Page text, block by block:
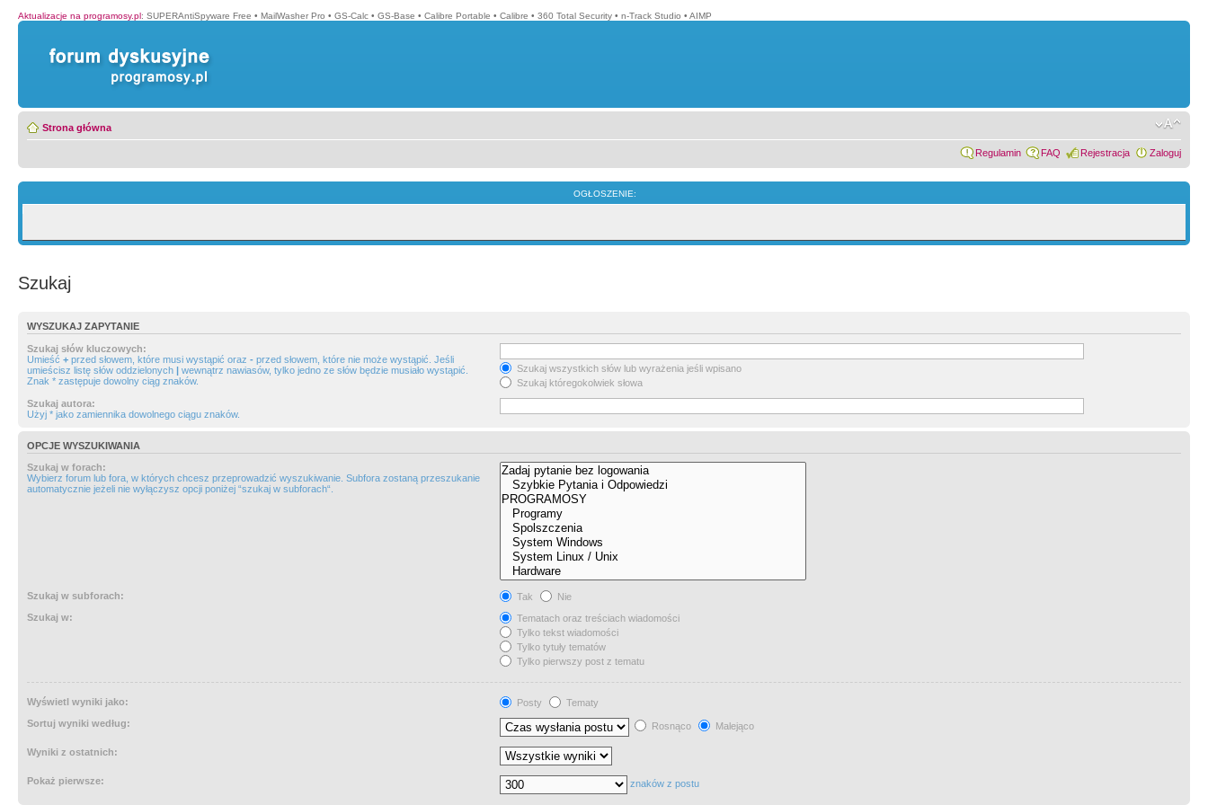
Aktualizacje na programosy.pl: SUPERAntiSpyware Free • MailWasher Pro • GS-Calc • GS-Base • Calibre Portable • Calibre • 360 Total Security • n-Track Studio • AIMP
Strona główna
Regulamin FAQ Rejestracja Zaloguj
OGŁOSZENIE:
Szukaj
WYSZUKAJ ZAPYTANIE
Szukaj słów kluczowych:
Umieść + przed słowem, które musi wystąpić oraz - przed słowem, które nie może wystąpić. Jeśli
umieścisz listę słów oddzielonych | wewnątrz nawiasów, tylko jedno ze słów będzie musiało wystąpić.
Znak * zastępuje dowolny ciąg znaków.
Szukaj wszystkich słów lub wyrażenia jeśli wpisano
Szukaj któregokolwiek słowa
Szukaj autora:
Użyj * jako zamiennika dowolnego ciągu znaków.
OPCJE WYSZUKIWANIA
Szukaj w forach:
Wybierz forum lub fora, w których chcesz przeprowadzić wyszukiwanie. Subfora zostaną przeszukanie
automatycznie jeżeli nie wyłączysz opcji poniżej “szukaj w subforach“.
Szukaj w subforach: Tak
Nie
Szukaj w:
Tematach oraz treściach wiadomości
Tylko tekst wiadomości
Tylko tytuły tematów
Tylko pierwszy post z tematu
Wyświetl wyniki jako: Posty
Tematy
Sortuj wyniki według:
Rosnąco Malejąco
Wyniki z ostatnich:
Pokaż pierwsze: znaków z postu